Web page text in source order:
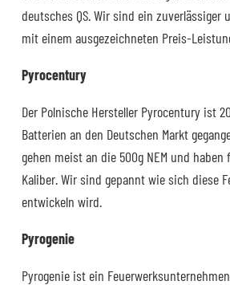
deutsches QS. Wir sind ein zuverlässiger
mit einem ausgezeichneten Preis-
Pyrocentury
Der Polnische Hersteller Pyrocentury ist
Batterien an den Deutschen Markt
gehen meist an die 500g NEM und haben
Kaliber. Wir sind gepannt wie sich diese
entwickeln wird.
Pyrogenie
Pyrogenie ist ein